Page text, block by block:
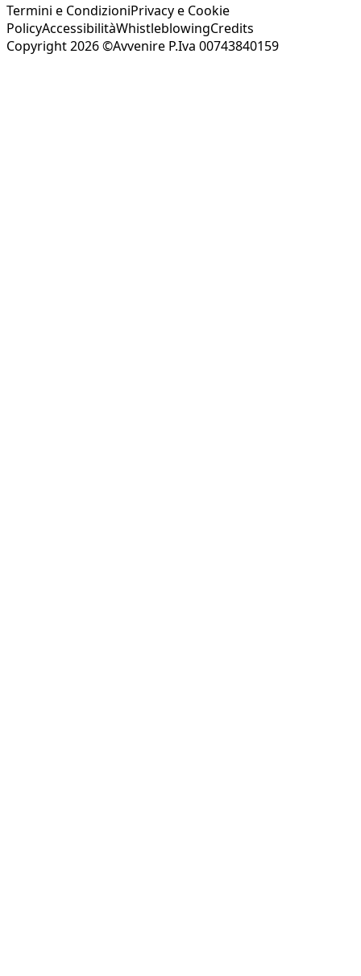
Termini e CondizioniPrivacy e Cookie
PolicyAccessibilitàWhistleblowingCredits
Copyright 2026 ©Avvenire P.Iva 00743840159